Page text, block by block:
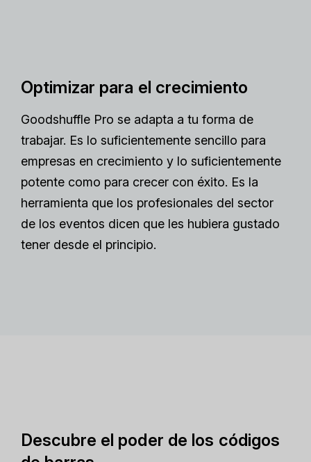
Optimizar para el crecimiento
Goodshuffle Pro se adapta a tu forma de
trabajar. Es lo suficientemente sencillo para
empresas en crecimiento y lo suficientemente
potente como para crecer con éxito. Es la
herramienta que los profesionales del sector
de los eventos dicen que les hubiera gustado
tener desde el principio.
Descubre el poder de los códigos